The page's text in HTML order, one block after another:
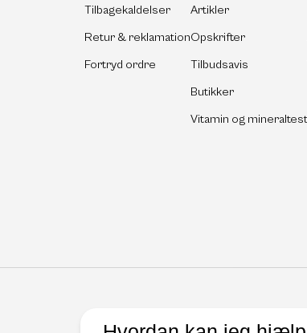
Tilbagekaldelser
Retur & reklamation
Fortryd ordre
Artikler
Opskrifter
Tilbudsavis
Butikker
Vitamin og mineraltest